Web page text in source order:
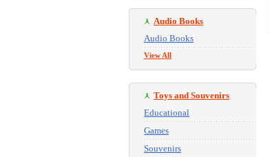
Audio Books
Audio Books
View All
Toys and Souvenirs
Educational
Games
Souvenirs